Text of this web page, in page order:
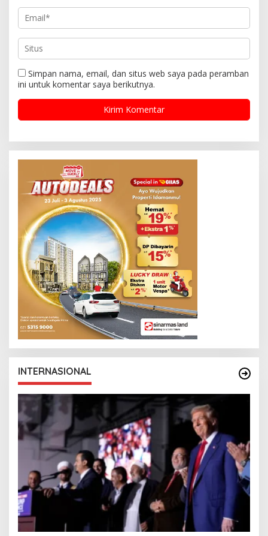
Simpan nama, email, dan situs web saya pada peramban
ini untuk komentar saya berikutnya.
INTERNASIONAL